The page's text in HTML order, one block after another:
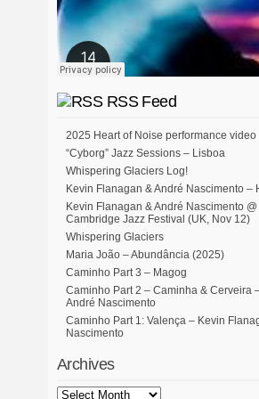
RSS Feed
2025 Heart of Noise performance video
“Cyborg” Jazz Sessions – Lisboa
Whispering Glaciers Log!
Kevin Flanagan & André Nascimento –
Kevin Flanagan & André Nascimento
Cambridge Jazz Festival (UK, Nov 12)
Whispering Glaciers
Maria João – Abundância (2025)
Caminho Part 3 – Magog
Caminho Part 2 – Caminha & Cerveira
André Nascimento
Caminho Part 1: Valença – Kevin
Nascimento
Archives